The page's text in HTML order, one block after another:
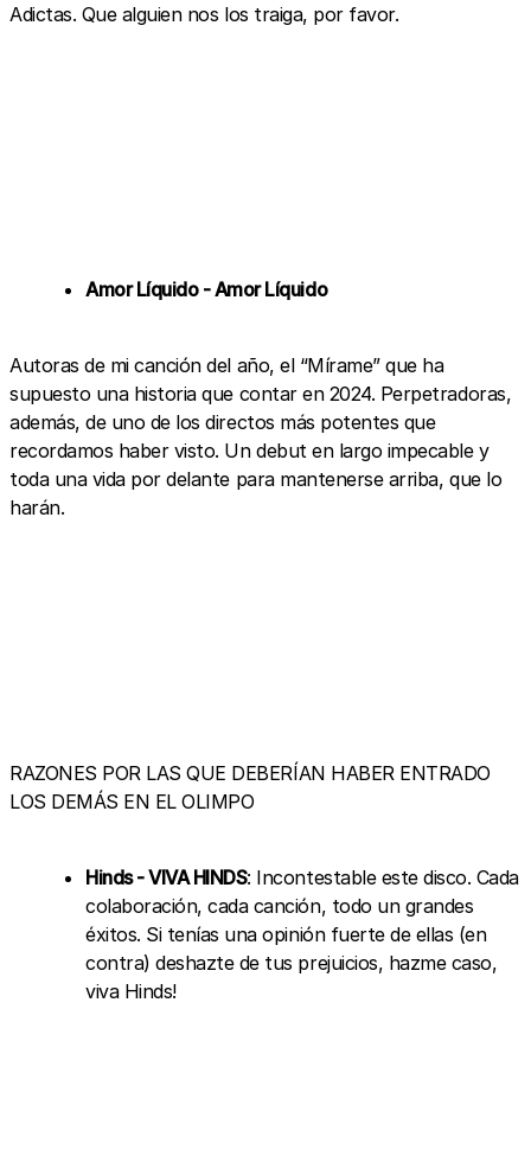
Adictas. Que alguien nos los traiga, por favor.
Amor Líquido - Amor Líquido
Autoras de mi canción del año, el “Mírame” que ha
supuesto una historia que contar en 2024. Perpetradoras,
además, de uno de los directos más potentes que
recordamos haber visto. Un debut en largo impecable y
toda una vida por delante para mantenerse arriba, que lo
harán.
RAZONES POR LAS QUE DEBERÍAN HABER ENTRADO
LOS DEMÁS EN EL OLIMPO
Hinds - VIVA HINDS: Incontestable este disco. Cada
colaboración, cada canción, todo un grandes
éxitos. Si tenías una opinión fuerte de ellas (en
contra) deshazte de tus prejuicios, hazme caso,
viva Hinds!